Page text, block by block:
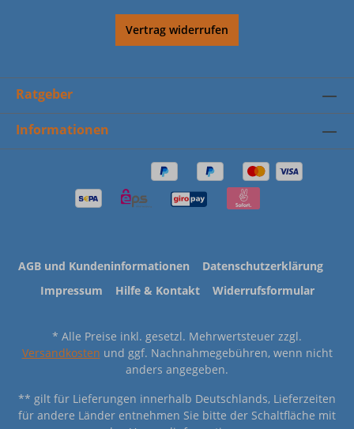
Vertrag widerrufen
Ratgeber
Informationen
AGB und Kundeninformationen
Datenschutzerklärung
Impressum
Hilfe & Kontakt Widerrufsformular
* Alle Preise inkl. gesetzl. Mehrwertsteuer zzgl.
Versandkosten und ggf. Nachnahmegebühren, wenn nicht
anders angegeben.
** gilt für Lieferungen innerhalb Deutschlands, Lieferzeiten
für andere Länder entnehmen Sie bitte der Schaltfläche mit